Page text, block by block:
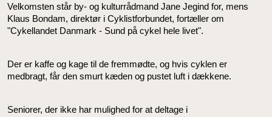
Velkomsten står by- og kulturrådmand Jane Jegind for, mens
Klaus Bondam, direktør i Cyklistforbundet, fortæller om
"Cykellandet Danmark - Sund på cykel hele livet".
Der er kaffe og kage til de fremmødte, og hvis cyklen er
medbragt, får den smurt kæden og pustet luft i dækkene.
Seniorer, der ikke har mulighed for at deltage i